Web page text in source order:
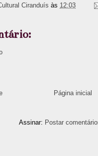
Ciranduís às 12:03
Página inicial
Assinar: Postar